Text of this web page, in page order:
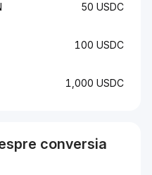
50 USDC
100 USDC
1,000 USDC
conversia